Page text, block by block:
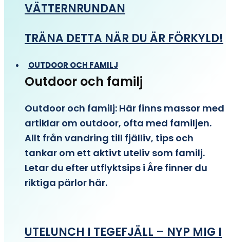
VÄTTERNRUNDAN
TRÄNA DETTA NÄR DU ÄR FÖRKYLD!
OUTDOOR OCH FAMILJ
Outdoor och familj
Outdoor och familj: Här finns massor med
artiklar om outdoor, ofta med familjen.
Allt från vandring till fjälliv, tips och
tankar om ett aktivt uteliv som familj.
Letar du efter utflyktsips i Åre finner du
riktiga pärlor här.
UTELUNCH I TEGEFJÄLL – NYP MIG I